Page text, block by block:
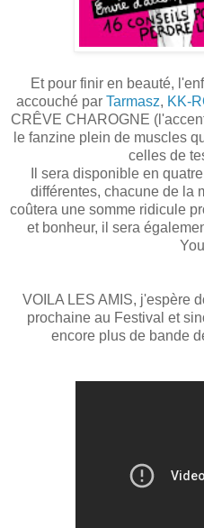
Et pour finir en beauté,
accouché par Tarmasz, KK-
CRÊVE CHAROGNE
le fanzine plein de muscles
celles de
Il sera disponible en
différentes, chacune de la
coûtera une somme ridicule
et bonheur, il sera
VOILA LES AMIS, j'espère
prochaine au Festival et
encore plus de bande